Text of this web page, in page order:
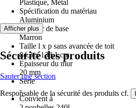
Plastique, Métal
Spécification du matériau
Aluminium
Couleur de base
Marron
Taille l x p sans avancée de toit
84,3 x 138,1 cm
Epaisseur du mur
20 mm
Série
-
Convient à
Afficher plus
Sécurité des produits
Sauter une section
Responsable de la sécurité des produits cf.